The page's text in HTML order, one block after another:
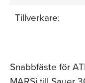
Tillverkare:
Snabbfäste för